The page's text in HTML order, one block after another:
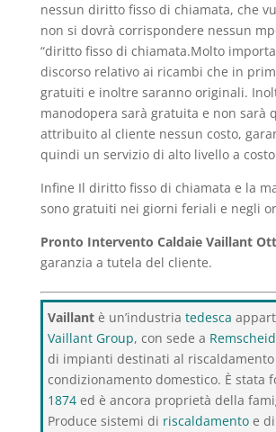
nessun diritto fisso di chiamata, che
non si dovrà corrispondere nessun
“diritto fisso di chiamata.Molto
discorso relativo ai ricambi che in
gratuiti e inoltre saranno originali.
manodopera sarà gratuita e non sarà
attribuito al cliente nessun costo,
quindi un servizio di alto livello a
Infine Il diritto fisso di chiamata e la
sono gratuiti nei giorni feriali e negli
Pronto Intervento Caldaie Vaillant
garanzia a tutela del cliente.
Vaillantè un’industria tedesca
Vaillant Group, con sede a Remscheid
di impianti destinati al riscaldamento
condizionamento domestico. È stata
1874ed è ancora proprietà della
Produce sistemi di riscaldamentoe di